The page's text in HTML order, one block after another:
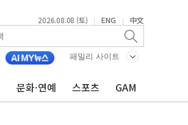
2026.08.08 (토) | ENG | 中文
패밀리 사이트
문화·연예 스포츠 GAM
지원 '총력'
우 피해·통제구간 없어
후보
vs 42.08%